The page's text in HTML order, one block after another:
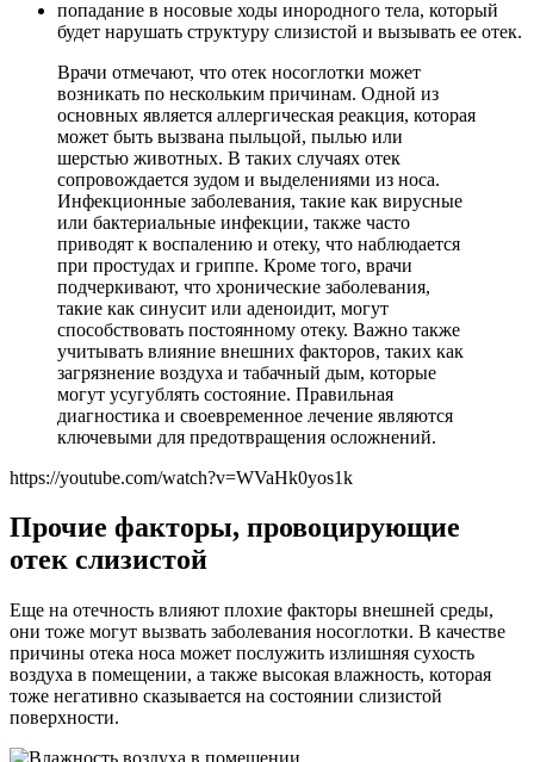
попадание в носовые ходы инородного тела, который
будет нарушать структуру слизистой и вызывать ее отек.
Врачи отмечают, что отек носоглотки может
возникать по нескольким причинам. Одной из
основных является аллергическая реакция, которая
может быть вызвана пыльцой, пылью или
шерстью животных. В таких случаях отек
сопровождается зудом и выделениями из носа.
Инфекционные заболевания, такие как вирусные
или бактериальные инфекции, также часто
приводят к воспалению и отеку, что наблюдается
при простудах и гриппе. Кроме того, врачи
подчеркивают, что хронические заболевания,
такие как синусит или аденоидит, могут
способствовать постоянному отеку. Важно также
учитывать влияние внешних факторов, таких как
загрязнение воздуха и табачный дым, которые
могут усугублять состояние. Правильная
диагностика и своевременное лечение являются
ключевыми для предотвращения осложнений.
https://youtube.com/watch?v=WVaHk0yos1k
Прочие факторы, провоцирующие
отек слизистой
Еще на отечность влияют плохие факторы внешней среды,
они тоже могут вызвать заболевания носоглотки. В качестве
причины отека носа может послужить излишняя сухость
воздуха в помещении, а также высокая влажность, которая
тоже негативно сказывается на состоянии слизистой
поверхности.